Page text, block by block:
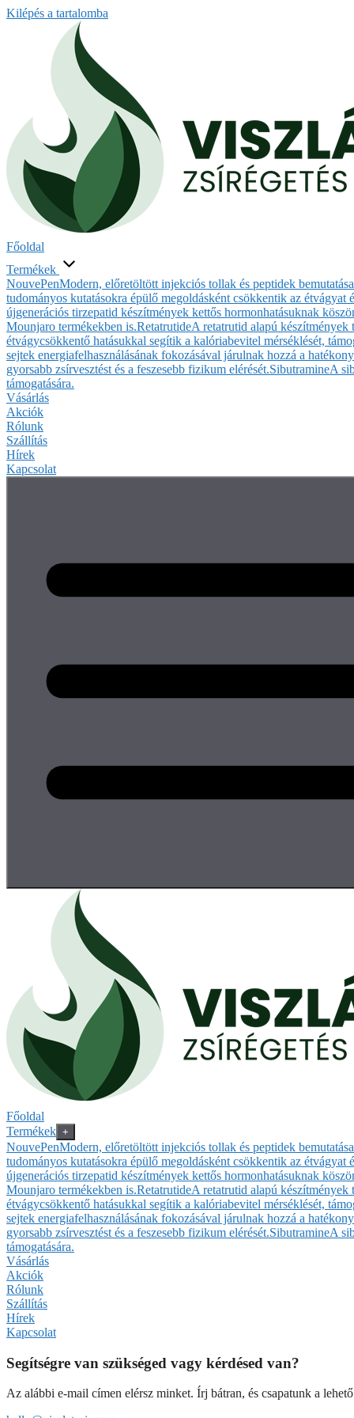
Kilépés a tartalomba
Főoldal
Termékek
NouvePenModern, előretöltött injekciós tollak és peptidek
tudományos kutatásokra épülő megoldásként csökkentik az
újgenerációs tirzepatid készítmények kettős hormonhatásuknak
Mounjaro termékekben is.RetatrutideA retatrutid alapú készítmények
étvágycsökkentő hatásukkal segítik a kalóriabevitel mérséklését,
sejtek energiafelhasználásának fokozásával járulnak hozzá a
gyorsabb zsírvesztést és a feszesebb fizikum elérését.SibutramineA
támogatására.
Vásárlás
Akciók
Rólunk
Szállítás
Hírek
Kapcsolat
Főoldal
Termékek +
NouvePenModern, előretöltött injekciós tollak és peptidek
tudományos kutatásokra épülő megoldásként csökkentik az
újgenerációs tirzepatid készítmények kettős hormonhatásuknak
Mounjaro termékekben is.RetatrutideA retatrutid alapú készítmények
étvágycsökkentő hatásukkal segítik a kalóriabevitel mérséklését,
sejtek energiafelhasználásának fokozásával járulnak hozzá a
gyorsabb zsírvesztést és a feszesebb fizikum elérését.SibutramineA
támogatására.
Vásárlás
Akciók
Rólunk
Szállítás
Hírek
Kapcsolat
Segítségre van szükséged vagy kérdésed van?
Az alábbi e-mail címen elérsz minket. Írj bátran, és csapatunk a